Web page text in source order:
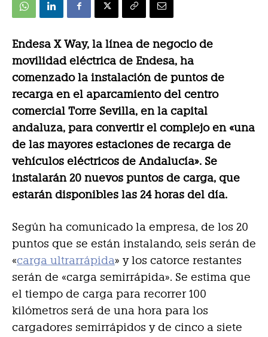
Endesa X Way, la línea de negocio de
movilidad eléctrica de Endesa, ha
comenzado la instalación de puntos de
recarga en el aparcamiento del centro
comercial Torre Sevilla, en la capital
andaluza, para convertir el complejo en «una
de las mayores estaciones de recarga de
vehículos eléctricos de Andalucía». Se
instalarán 20 nuevos puntos de carga, que
estarán disponibles las 24 horas del día.
Según ha comunicado la empresa, de los 20
puntos que se están instalando, seis serán de
«carga ultrarrápida» y los catorce restantes
serán de «carga semirrápida». Se estima que
el tiempo de carga para recorrer 100
kilómetros será de una hora para los
cargadores semirrápidos y de cinco a siete